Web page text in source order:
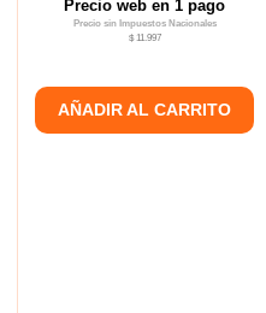
Precio web en 1 pago
Precio sin Impuestos Nacionales
$ 11.997
AÑADIR AL CARRITO